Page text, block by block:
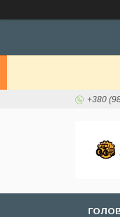
+380